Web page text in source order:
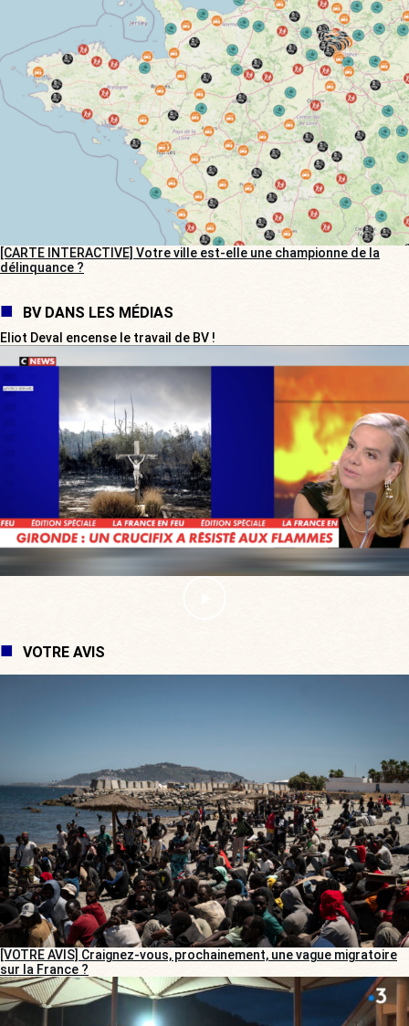
[CARTE INTERACTIVE] Votre ville est-elle une championne de la
délinquance ?
BV DANS LES MÉDIAS
Eliot Deval encense le travail de BV !
VOTRE AVIS
[VOTRE AVIS] Craignez-vous, prochainement, une vague migratoire
sur la France ?